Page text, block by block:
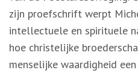
zijn proefschrift werpt
intellectuele en spirituele
hoe christelijke
menselijke waardigheid